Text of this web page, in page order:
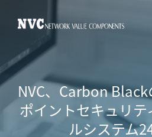
NVC、Carbon
ポイントセキュリ
ルシステム